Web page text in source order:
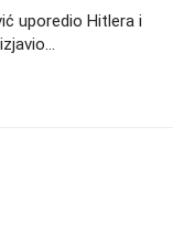
uporedio Hitlera i